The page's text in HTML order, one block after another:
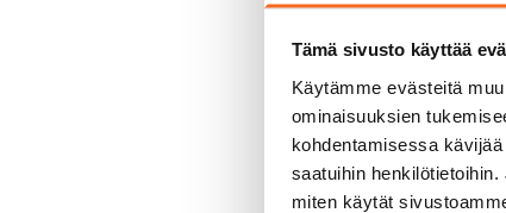
Tämä sivusto käyttää
Käytämme evästeitä
ominaisuuksien
kohdentamisessa
saatuihin
miten käytät